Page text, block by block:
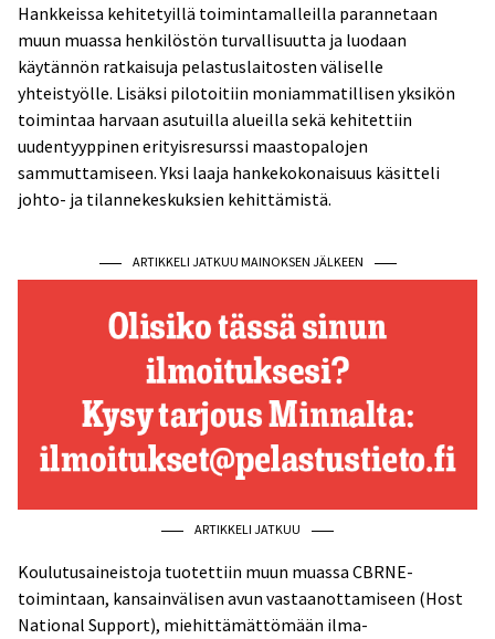
Hankkeissa kehitetyillä toimintamalleilla parannetaan
muun muassa henkilöstön turvallisuutta ja luodaan
käytännön ratkaisuja pelastuslaitosten väliselle
yhteistyölle. Lisäksi pilotoitiin moniammatillisen yksikön
toimintaa harvaan asutuilla alueilla sekä kehitettiin
uudentyyppinen erityisresurssi maastopalojen
sammuttamiseen. Yksi laaja hankekokonaisuus käsitteli
johto- ja tilannekeskuksien kehittämistä.
ARTIKKELI JATKUU MAINOKSEN JÄLKEEN
ARTIKKELI JATKUU
Koulutusaineistoja tuotettiin muun muassa CBRNE-
toimintaan, kansainvälisen avun vastaanottamiseen (Host
National Support), miehittämättömään ilma-